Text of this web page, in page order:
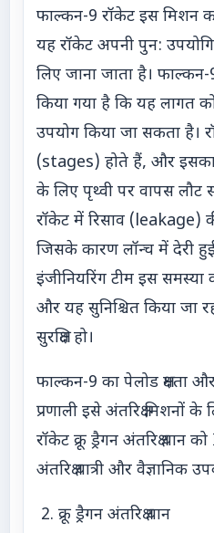
फाल्कन-9 रॉकेट इस मिशन का
यह रॉकेट अपनी पुन:
लिए जाना जाता है।
किया गया है कि यह लागत
उपयोग किया जा सकता है।
(stages) होते हैं, और
के लिए पृथ्वी पर वापस लौट
रॉकेट में रिसाव
जिसके कारण लॉन्च में देरी
इंजीनियरिंग टीम इस
और यह सुनिश्चित किया जा
सुरक्षित हो।
फाल्कन-9 का पेलोड क्षमता
प्रणाली इसे अंतरिक्ष मिशनों
रॉकेट क्रू ड्रैगन अंतरिक्ष यान
अंतरिक्ष यात्री और वैज्ञानिक
2. क्रू ड्रैगन अंतरिक्ष यान